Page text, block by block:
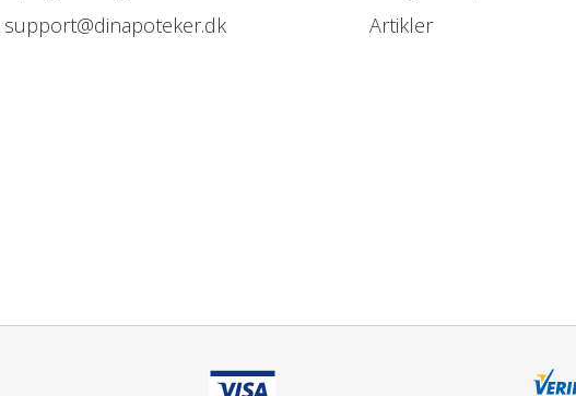
support@dinapoteker.dk
Artikler